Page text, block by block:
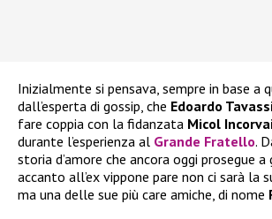
Inizialmente si pensava, sempre in base a
dall’esperta di gossip, che Edoardo
fare coppia con la fidanzata Micol
durante l’esperienza al Grande Fratello.
storia d’amore che ancora oggi prosegue
accanto all’ex vippone pare non ci sarà la
ma una delle sue più care amiche, di nome